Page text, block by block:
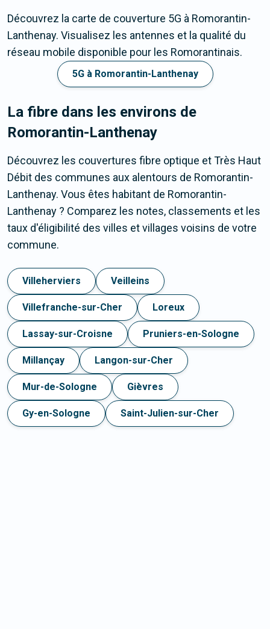
Découvrez la carte de couverture 5G à Romorantin-
Lanthenay. Visualisez les antennes et la qualité du
réseau mobile disponible pour les Romorantinais.
5G à Romorantin-Lanthenay
La fibre dans les environs de
Romorantin-Lanthenay
Découvrez les couvertures fibre optique et Très Haut
Débit des communes aux alentours de Romorantin-
Lanthenay. Vous êtes habitant de Romorantin-
Lanthenay ? Comparez les notes, classements et les
taux d'éligibilité des villes et villages voisins de votre
commune.
Villeherviers Veilleins
Villefranche-sur-Cher Loreux
Lassay-sur-Croisne Pruniers-en-Sologne
Millançay Langon-sur-Cher
Mur-de-Sologne Gièvres
Gy-en-Sologne Saint-Julien-sur-Cher